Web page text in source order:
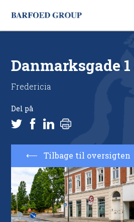
Danmarksgade 1
Fredericia
Del på
⟵ Tilbage til oversigten